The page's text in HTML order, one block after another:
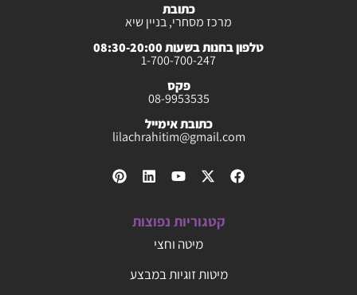
כתובת
מרכז מסחרי, בניין שיא
טלפון בחנות בשעות 08:30-20:00
1-700-700-247
פקס
08-9953535
כתובת אימייל
lilachrahitim@gmail.com
קטגוריות נפוצות
מיטה וחצי
מיטות זוגיות במבצע